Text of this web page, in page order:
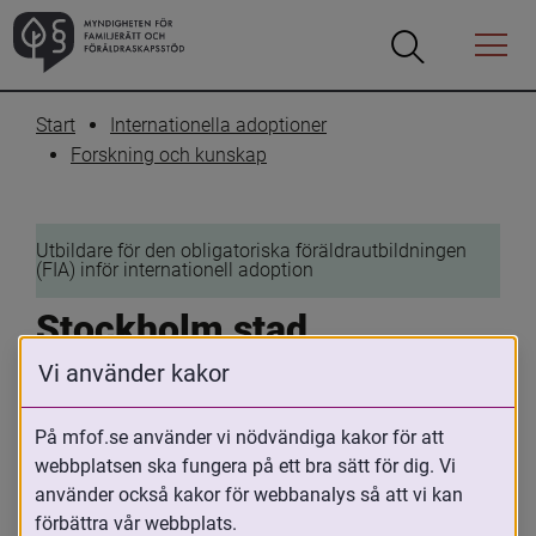
Öppna
Öppna
Menyn
Start
Internationella adoptioner
Forskning och kunskap
Utbildare för den obligatoriska föräldrautbildningen
(FIA) inför internationell adoption
Stockholm stad
Skriv ut Dela
Geografiskt område där utbildaren
Vi använder kakor
På mfof.se använder vi nödvändiga kakor för att
webbplatsen ska fungera på ett bra sätt för dig. Vi
använder också kakor för webbanalys så att vi kan
förbättra vår webbplats.